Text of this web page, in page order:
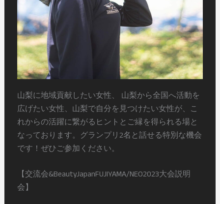
山梨に地域貢献したい女性、 山梨から全国へ活動を
広げたい女性、山梨で自分を見つけたい女性が、こ
れからの活躍に繋がるヒントとご縁を得られる場と
なっております。 グランプリ2名と話せる特別な機会
です！ぜひご参加ください。⠀⠀ ⠀
【交流会&BeautyJapanFUJIYAMA/NEO2023大会説明
会】